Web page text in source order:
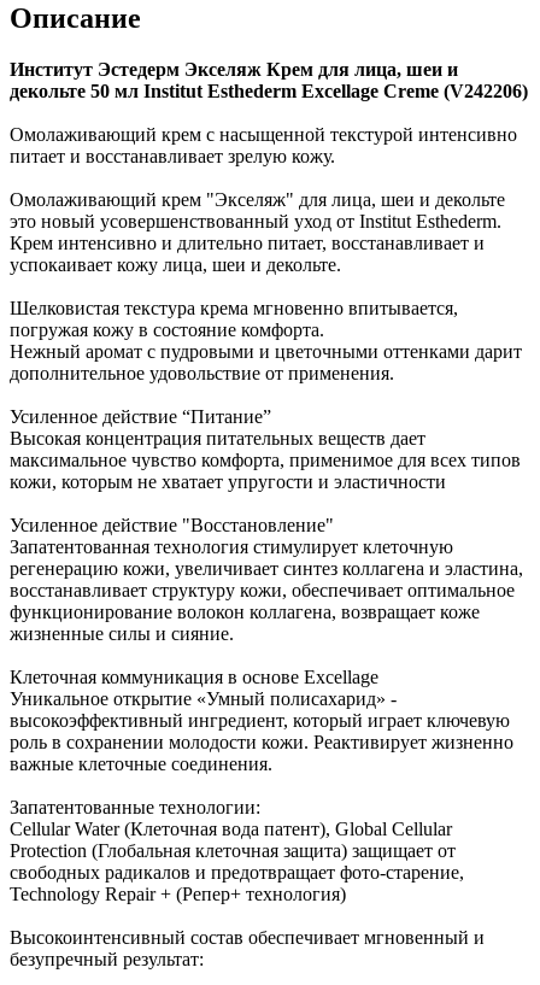
Описание
Институт Эстедерм Экселяж Крем для лица, шеи и
декольте 50 мл Institut Esthederm Excellage Сreme (V242206)
Омолаживающий крем с насыщенной текстурой интенсивно
питает и восстанавливает зрелую кожу.
Омолаживающий крем "Экселяж" для лица, шеи и декольте
это новый усовершенствованный уход от Institut Esthederm.
Крем интенсивно и длительно питает, восстанавливает и
успокаивает кожу лица, шеи и декольте.
Шелковистая текстура крема мгновенно впитывается,
погружая кожу в состояние комфорта.
Нежный аромат с пудровыми и цветочными оттенками дарит
дополнительное удовольствие от применения.
Усиленное действие “Питание”
Высокая концентрация питательных веществ дает
максимальное чувство комфорта, применимое для всех типов
кожи, которым не хватает упругости и эластичности
Усиленное действие "Восстановление"
Запатентованная технология стимулирует клеточную
регенерацию кожи, увеличивает синтез коллагена и эластина,
восстанавливает структуру кожи, обеспечивает оптимальное
функционирование волокон коллагена, возвращает коже
жизненные силы и сияние.
Клеточная коммуникация в основе Excellage
Уникальное открытие «Умный полисахарид» -
высокоэффективный ингредиент, который играет ключевую
роль в сохранении молодости кожи. Реактивирует жизненно
важные клеточные соединения.
Запатентованные технологии:
Cellular Water (Клеточная вода патент), Global Cellular
Protection (Глобальная клеточная защита) защищает от
свободных радикалов и предотвращает фото-старение,
Technology Repair + (Репер+ технология)
Высокоинтенсивный состав обеспечивает мгновенный и
безупречный результат: